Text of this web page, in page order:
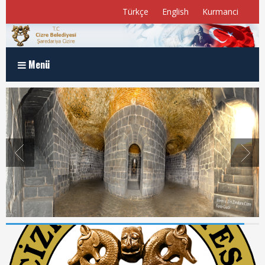
Türkçe English Kurmanci
Menü
Anasayfa
Kurumsal
Müdürlükler
Program ve Raporlar
Meclis Üyelerimiz
E-Belediye